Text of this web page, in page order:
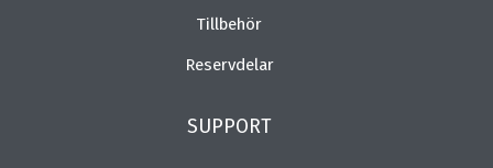
Tillbehör
Reservdelar
SUPPORT